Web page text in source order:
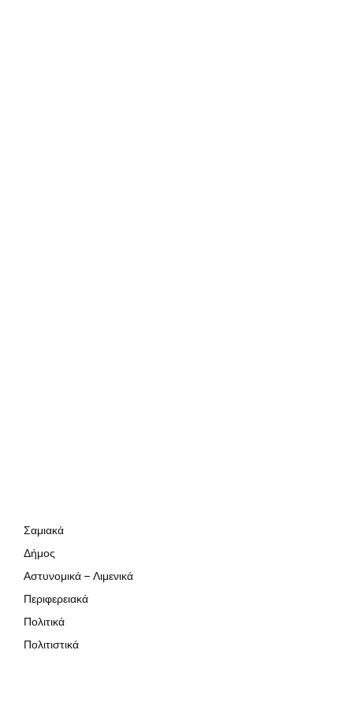
Σαμιακά
Δήμος
Αστυνομικά – Λιμενικά
Περιφερειακά
Πολιτικά
Πολιτιστικά